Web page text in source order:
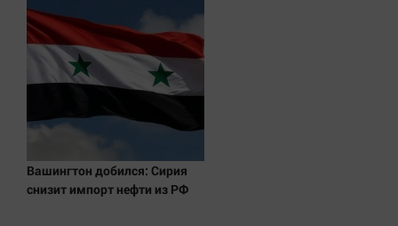
Вашингтон добился: Сирия
снизит импорт нефти из РФ